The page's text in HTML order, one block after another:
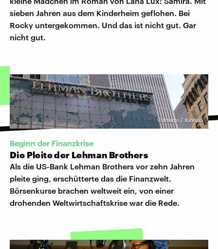
sieben Jahren aus dem Kinderheim geflohen. Bei
Rocky untergekommen. Und das ist nicht gut. Gar
nicht gut.
©Imago / Xinhua
Beginn der Finanzkrise
Die Pleite der Lehman Brothers
Als die US-Bank Lehman Brothers vor zehn Jahren
pleite ging, erschütterte das die Finanzwelt.
Börsenkurse brachen weltweit ein, von einer
drohenden Weltwirtschaftskrise war die Rede.